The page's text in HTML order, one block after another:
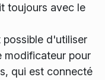
toujours avec le
possible d'utiliser
modificateur pour
qui est connecté